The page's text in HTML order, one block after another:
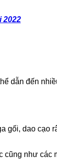
2022
dẫn đến
gối, dao
cũng như các